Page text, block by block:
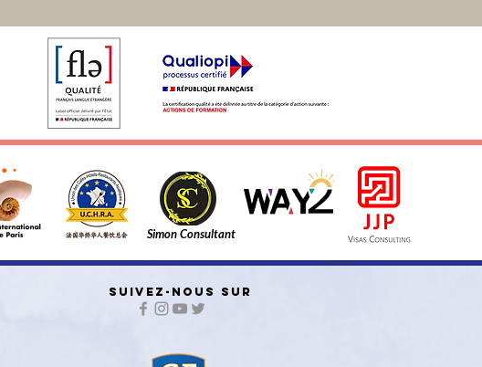
Simon Consultant
SUIVEZ-NOUS SUR